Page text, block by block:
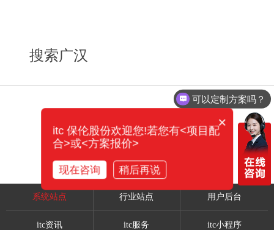
搜索广汉
系统站点 行业站点 用户后台
itc资讯 itc服务 itc小程序
可以定制方案吗？
×
itc 保伦股份欢迎您!若您有<项目配
合>或<方案报价>
现在咨询 稍后再说